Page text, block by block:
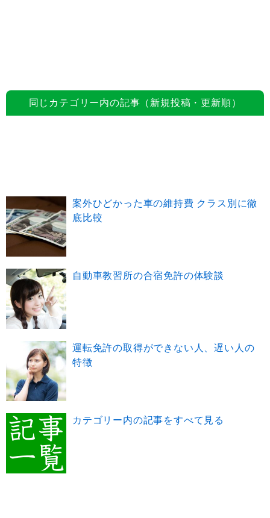
同じカテゴリー内の記事（新規投稿・更新順）
案外ひどかった車の維持費 クラス別に徹
底比較
自動車教習所の合宿免許の体験談
運転免許の取得ができない人、遅い人の
特徴
カテゴリー内の記事をすべて見る